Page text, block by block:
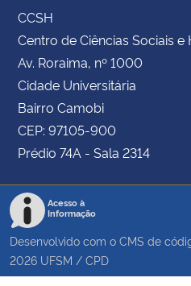
CCSH
Centro de Ciências Sociais e
Av. Roraima, nº 1000
Cidade Universitária
Bairro Camobi
CEP: 97105-900
Prédio 74A - Sala 2314
Acesso à
Informação
Desenvolvido com o CMS de
2026 UFSM / CPD